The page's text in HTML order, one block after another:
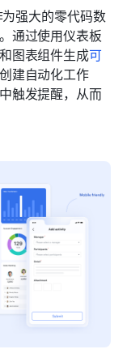
强大的零代码数
通过使用仪表板
图表组件生成可
建自动化工作
触发提醒，从而